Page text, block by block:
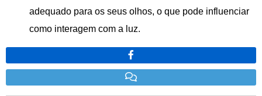
adequado para os seus olhos, o que pode influenciar
como interagem com a luz.